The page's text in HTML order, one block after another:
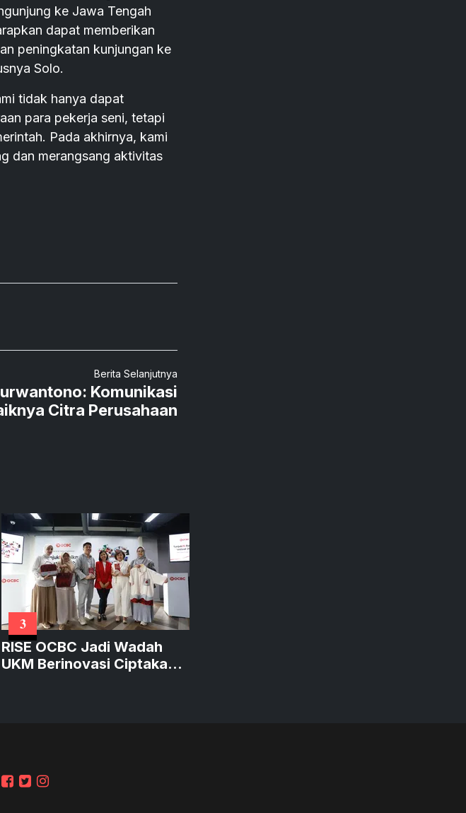
ke Jawa Tengah
dapat memberikan
peningkatan kunjungan ke
Solo.
tidak hanya dapat
para pekerja seni, tetapi
Pada akhirnya, kami
dan merangsang aktivitas
Berita Selanjutnya
Komunikasi
Citra Perusahaan
3
RISE OCBC Jadi Wadah
UKM Berinovasi Ciptakan